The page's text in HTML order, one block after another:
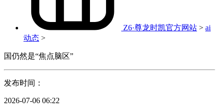
Z6·尊龙时凯官方网站 > ai
动态 >
国仍然是“焦点脑区”
发布时间：
2026-07-06 06:22